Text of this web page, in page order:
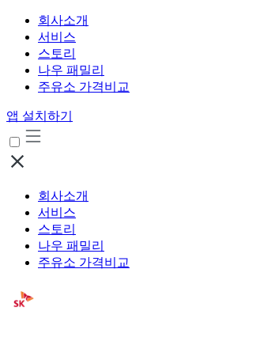
회사소개
서비스
스토리
나우 패밀리
주유소 가격비교
앱 설치하기
회사소개
서비스
스토리
나우 패밀리
주유소 가격비교